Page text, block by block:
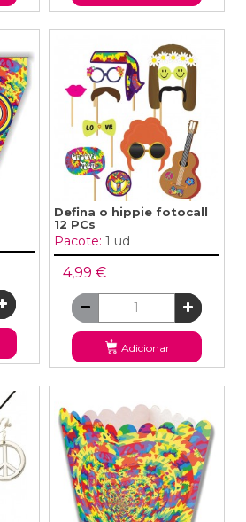
Defina o hippie fotocall
12 PCs
Pacote: 1 ud
4,99 €
Adicionar